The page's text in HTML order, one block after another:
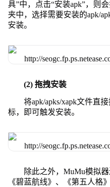
具”中，点击“安装apk”，则
夹中，选择需要安装的apk/
安装。
(2) 拖拽安装
将apk/apks/xapk文件直
标，即可触发安装。
除此之外，MuMu模拟
《碧蓝航线》、《第五人格